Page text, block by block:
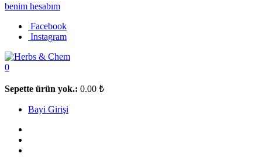
benim hesabım
Facebook
Instagram
0
Sepette ürün yok.: 0.00 ₺
Bayi Girişi